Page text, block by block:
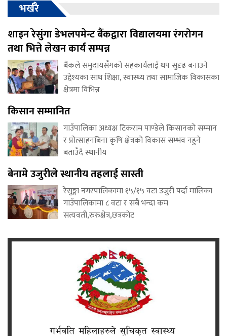
भर्खरै
शाइन रेसुंगा डेभलपमेन्ट बैंकद्वारा विद्यालयमा रंगरोगन
तथा भित्ते लेखन कार्य सम्पन्न
बैंकले समुदायसँगको सहकार्यलाई थप सुदृढ बनाउने
उद्देश्यका साथ शिक्षा, स्वास्थ्य तथा सामाजिक विकासका
क्षेत्रमा विभिन्न
किसान सम्मानित
गाउँपालिका अध्यक्ष टिकराम पाण्डेले किसानको सम्मान
र प्रोत्साहनबिना कृषि क्षेत्रको विकास सम्भव नहुने
बताउँदै स्थानीय
बेनामे उजुरीले स्थानीय तहलाई सास्ती
रेसुङ्गा नगरपालिकामा १५/१५ वटा उजुरी पर्दा मालिका
गाउँपालिकामा ८ वटा र सबै भन्दा कम
सत्यवती,रुरुक्षेत्र,छत्रकोट